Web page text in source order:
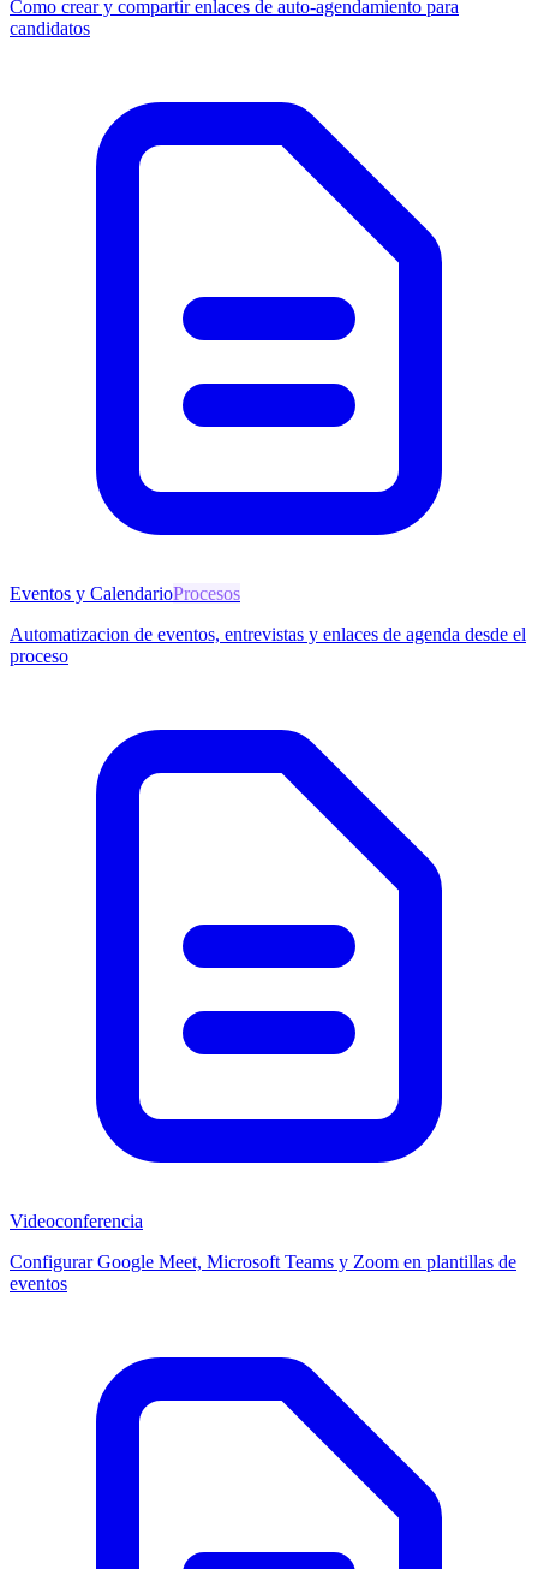
Como crear y compartir enlaces de auto-agendamiento para
candidatos
Eventos y CalendarioProcesos
Automatizacion de eventos, entrevistas y enlaces de agenda desde el
proceso
Videoconferencia
Configurar Google Meet, Microsoft Teams y Zoom en plantillas de
eventos